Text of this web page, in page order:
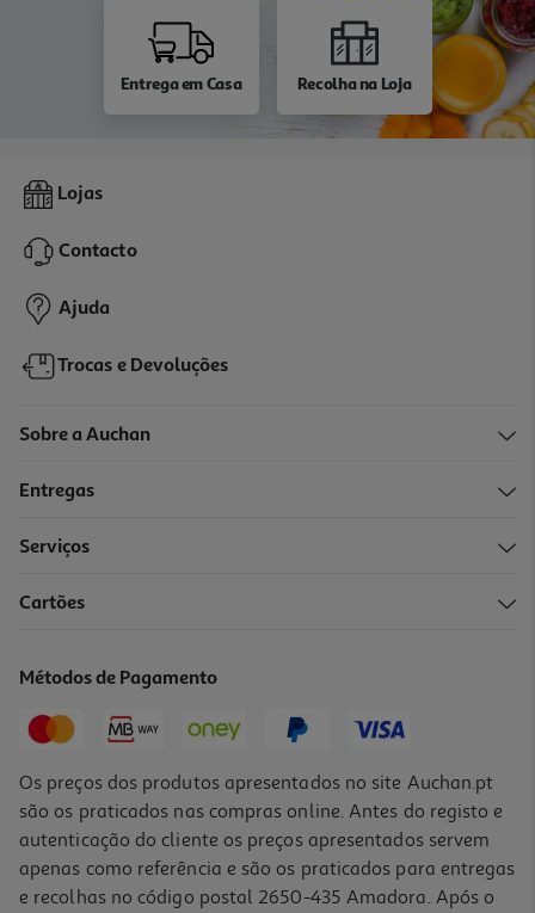
Entrega em Casa Recolha na Loja
Lojas
Contacto
Ajuda
Trocas e Devoluções
Sobre a Auchan
Entregas
Serviços
Cartões
Métodos de Pagamento
Os preços dos produtos apresentados no site Auchan.pt
são os praticados nas compras online. Antes do registo e
autenticação do cliente os preços apresentados servem
apenas como referência e são os praticados para entregas
e recolhas no código postal 2650-435 Amadora. Após o